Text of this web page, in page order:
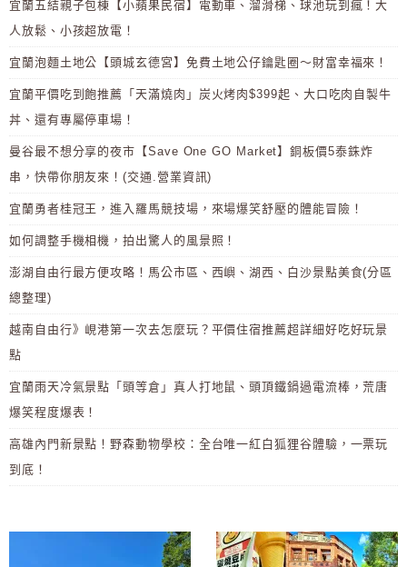
宜蘭五結親子包棟【小蘋果民宿】電動車、溜滑梯、球池玩到瘋！大
人放鬆、小孩超放電！
宜蘭泡麵土地公【頭城玄德宮】免費土地公仔鑰匙圈～財富幸福來！
宜蘭平價吃到飽推薦「天滿燒肉」炭火烤肉$399起、大口吃肉自製牛
丼、還有專屬停車場！
曼谷最不想分享的夜市【Save One GO Market】銅板價5泰銖炸
串，快帶你朋友來！(交通.營業資訊)
宜蘭勇者桂冠王，進入羅馬競技場，來場爆笑舒壓的體能冒險！
如何調整手機相機，拍出驚人的風景照！
澎湖自由行最方便攻略！馬公市區、西嶼、湖西、白沙景點美食(分區
總整理)
越南自由行》峴港第一次去怎麼玩？平價住宿推薦超詳細好吃好玩景
點
宜蘭雨天冷氣景點「頭等倉」真人打地鼠、頭頂鐵鍋過電流棒，荒唐
爆笑程度爆表！
高雄內門新景點！野森動物學校：全台唯一紅白狐狸谷體驗，一票玩
到底！